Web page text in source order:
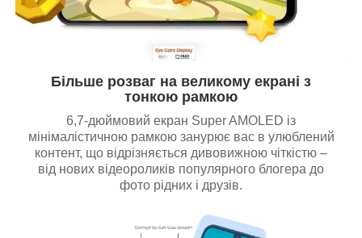
Більше розваг на великому екрані з
тонкою рамкою
6,7-дюймовий екран Super AMOLED із
мінімалістичною рамкою занурює вас в улюблений
контент, що відрізняється дивовижною чіткістю –
від нових відеороликів популярного блогера до
фото рідних і друзів.